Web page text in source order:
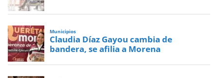
Municipios
Claudia Díaz Gayou cambia de
bandera, se afilia a Morena